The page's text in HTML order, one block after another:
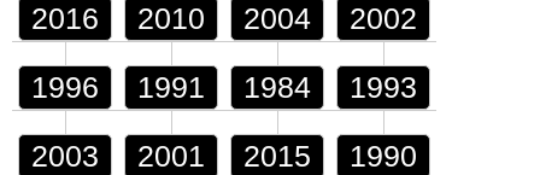
2016 2010 2004 2002
1996 1991 1984 1993
2003 2001 2015 1990